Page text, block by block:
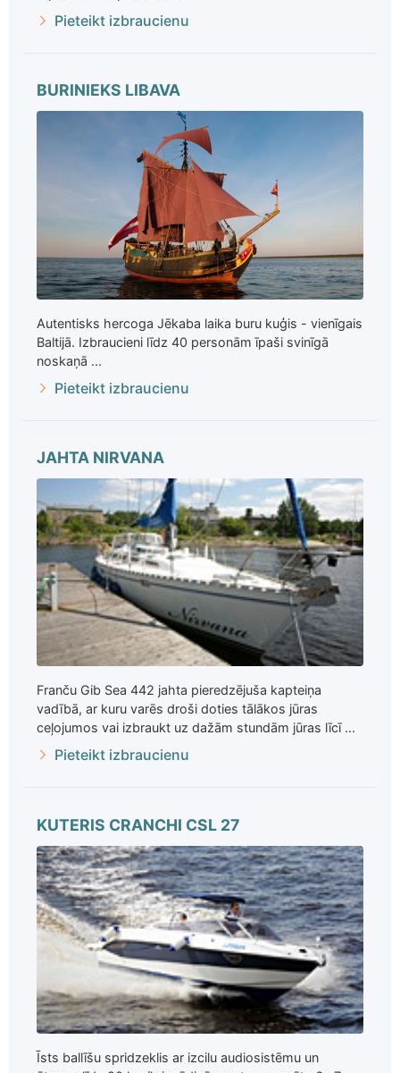
Pieteikt izbraucienu
BURINIEKS LIBAVA
Autentisks hercoga Jēkaba laika buru kuģis - vienīgais
Baltijā. Izbraucieni līdz 40 personām īpaši svinīgā
noskaņā ...
Pieteikt izbraucienu
JAHTA NIRVANA
Franču Gib Sea 442 jahta pieredzējuša kapteiņa
vadībā, ar kuru varēs droši doties tālākos jūras
ceļojumos vai izbraukt uz dažām stundām jūras līcī ...
Pieteikt izbraucienu
KUTERIS CRANCHI CSL 27
Īsts ballīšu spridzeklis ar izcilu audiosistēmu un